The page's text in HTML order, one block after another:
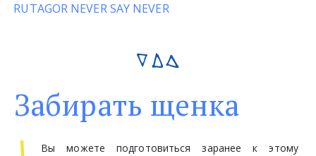
RUTAGOR NEVER SAY NEVER
Забирать щенка
Вы можете подготовиться заранее к этому